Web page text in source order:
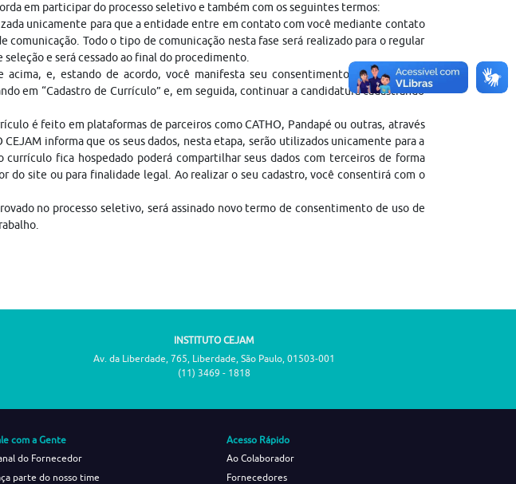
em participar do processo seletivo e também com os seguintes termos:
unicamente para que a entidade entre em contato com você mediante contato
Todo o tipo de comunicação nesta fase será realizado para o regular
e será cessado ao final do procedimento.
e, estando de acordo, você manifesta seu consentimento autorizando a
em “Cadastro de Currículo” e, em seguida, continuar a candidatura cadastrando
é feito em plataformas de parceiros como CATHO, Pandapé ou outras, através
informa que os seus dados, nesta etapa, serão utilizados unicamente para a
fica hospedado poderá compartilhar seus dados com terceiros de forma
do site ou para finalidade legal. Ao realizar o seu cadastro, você consentirá com o
no processo seletivo, será assinado novo termo de consentimento de uso de
INSTITUTO CEJAM
Av. da Liberdade, 765, Liberdade, São Paulo, 01503-001
(11) 3469 - 1818
com a Gente
do Fornecedor
parte do nosso time
Acesso Rápido
Ao Colaborador
Fornecedores